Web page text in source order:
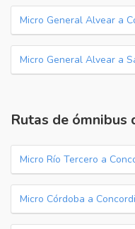
Micro General Alvear a
Micro General Alvear a
Rutas de ómnibus
Micro Río Tercero a
Micro Córdoba a